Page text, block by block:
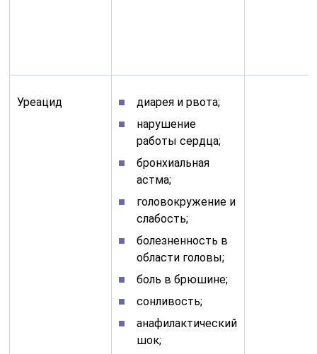
Уреацид
диарея и рвота;
нарушение
работы сердца;
бронхиальная
астма;
головокружение и
слабость;
болезненность в
области головы;
боль в брюшине;
сонливость;
анафилактический
шок;